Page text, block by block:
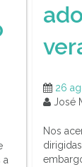
26
José
Nos
a